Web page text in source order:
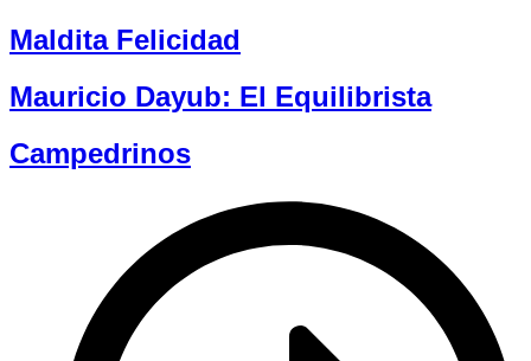
Maldita Felicidad
Mauricio Dayub: El Equilibrista
Campedrinos